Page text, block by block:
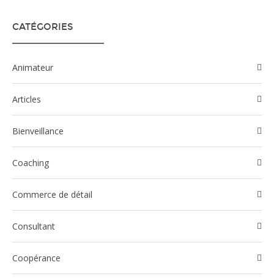
CATÉGORIES
Animateur
Articles
Bienveillance
Coaching
Commerce de détail
Consultant
Coopérance